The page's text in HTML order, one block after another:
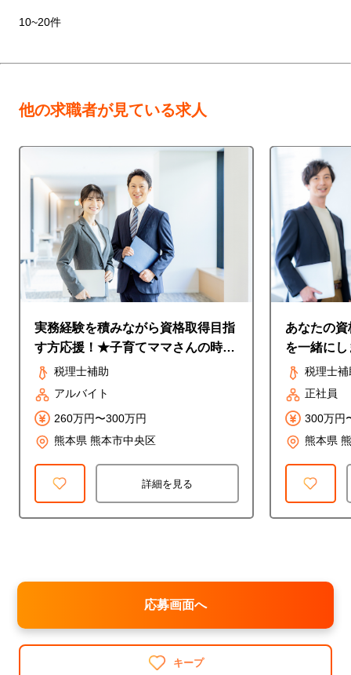
10~20件
他の求職者が見ている求人
実務経験を積みながら資格取得目指
す方応援！★子育てママさんの時間
の融通にも対応します★
税理士補助
アルバイト
260万円〜300万円
熊本県 熊本市中央区
詳細を見る
あなたの
を一緒に
10人の事
税理士補
正社員
300万円
熊本県
応募画面へ
キープ